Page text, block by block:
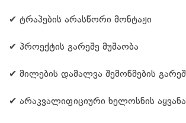
✔ ტრაპების არასწორი მონტაჟი
✔ პროექტის გარეშე მუშაობა
✔ მილების დამალვა შემოწმების
✔ არაკვალიფიციური ხელოსნის აყვანა